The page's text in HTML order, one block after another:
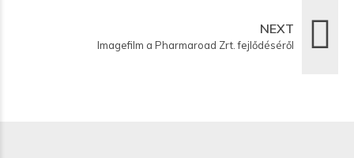
NEXT
Imagefilm a Pharmaroad Zrt. fejlődéséről